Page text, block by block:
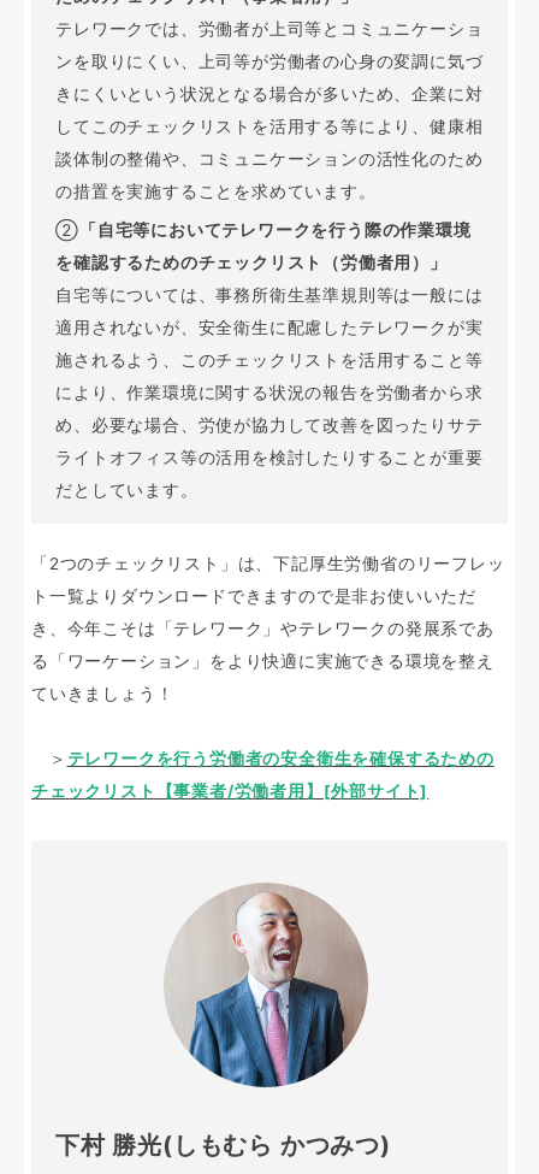
テレワークでは、労働者が上司等とコミュニケーショ
ンを取りにくい、上司等が労働者の心身の変調に気づ
きにくいという状況となる場合が多いため、企業に対
してこのチェックリストを活用する等により、健康相
談体制の整備や、コミュニケーションの活性化のため
の措置を実施することを求めています。
② 「自宅等においてテレワークを行う際の作業環境
を確認するためのチェックリスト（労働者用）」
自宅等については、事務所衛生基準規則等は一般には
適用されないが、安全衛生に配慮したテレワークが実
施されるよう、このチェックリストを活用すること等
により、作業環境に関する状況の報告を労働者から求
め、必要な場合、労使が協力して改善を図ったりサテ
ライトオフィス等の活用を検討したりすることが重要
だとしています。
「2つのチェックリスト」は、下記厚生労働省のリーフレッ
ト一覧よりダウンロードできますので是非お使いいただ
き、今年こそは「テレワーク」やテレワークの発展系であ
る「ワーケーション」をより快適に実施できる環境を整え
ていきましょう！
＞ テレワークを行う労働者の安全衛生を確保するための
チェックリスト【事業者/労働者用】[外部サイト]
下村 勝光(しもむら かつみつ)